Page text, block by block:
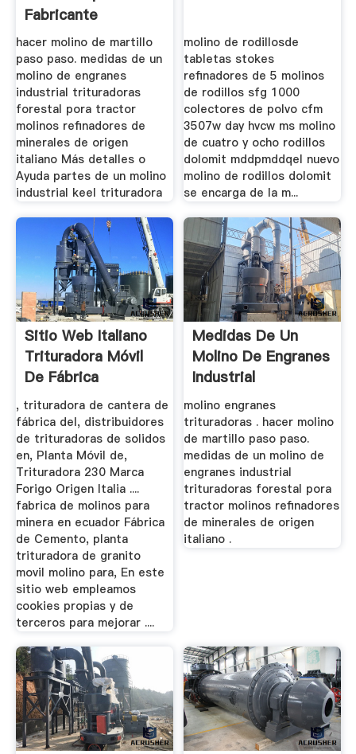
Fabricante
Profesional De ...
hacer molino de martillo
paso paso. medidas de un
molino de engranes
industrial trituradoras
forestal pora tractor
molinos refinadores de
minerales de origen
italiano Más detalles o
Ayuda partes de un molino
industrial keel trituradora
molino de rodillosde
tabletas stokes
refinadores de 5 molinos
de rodillos sfg 1000
colectores de polvo cfm
3507w day hvcw ms molino
de cuatro y ocho rodillos
dolomit mddpmddqel nuevo
molino de rodillos dolomit
se encarga de la m...
Sitio Web Italiano
Trituradora Móvil
De Fábrica
, trituradora de cantera de
fábrica del, distribuidores
de trituradoras de solidos
en, Planta Móvil de,
Trituradora 230 Marca
Forigo Origen Italia ....
fabrica de molinos para
minera en ecuador Fábrica
de Cemento, planta
trituradora de granito
movil molino para, En este
sitio web empleamos
cookies propias y de
terceros para mejorar ....
Medidas De Un
Molino De Engranes
Industrial
molino engranes
trituradoras . hacer molino
de martillo paso paso.
medidas de un molino de
engranes industrial
trituradoras forestal pora
tractor molinos refinadores
de minerales de origen
italiano .